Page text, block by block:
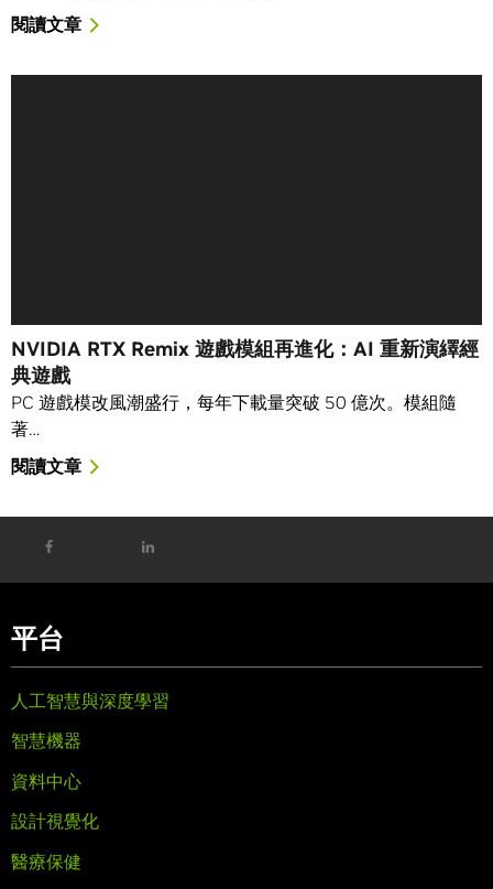
閱讀文章
NVIDIA RTX Remix 遊戲模組再進化：AI 重新演繹經
典遊戲
PC 遊戲模改風潮盛行，每年下載量突破 50 億次。模組隨
著…
閱讀文章
平台
人工智慧與深度學習
智慧機器
資料中心
設計視覺化
醫療保健